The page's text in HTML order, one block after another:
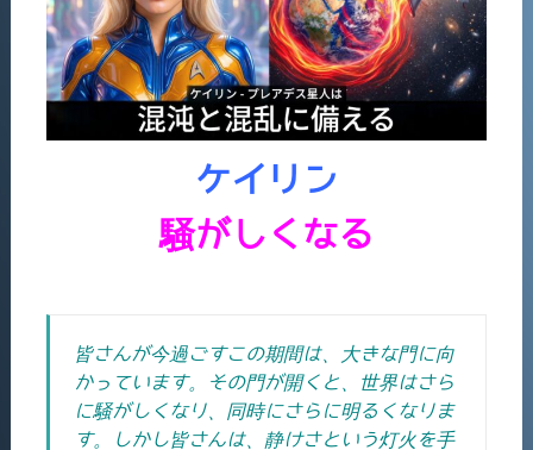
ケイリン
騒がしくなる
皆さんが今過ごすこの期間は、大きな門に向
かっています。その門が開くと、世界はさら
に騒がしくなり、同時にさらに明るくなりま
す。しかし皆さんは、静けさという灯火を手